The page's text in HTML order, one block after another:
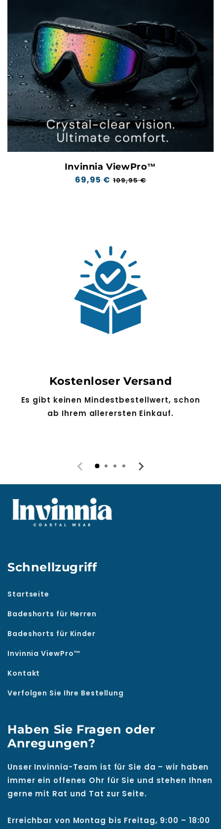
Invinnia ViewPro™
Regulärer
69,95 € Aktionspreis
109,95 €
Kostenloser Versand
Es gibt keinen Mindestbestellwert, schon
ab Ihrem allerersten Einkauf.
Schnellzugriff
Startseite
Badeshorts für Herren
Badeshorts für Kinder
Invinnia ViewPro™
Kontakt
Verfolgen Sie Ihre Bestellung
Haben Sie Fragen oder
Anregungen?
Unser Invinnia-Team ist für Sie da – wir haben
immer ein offenes Ohr für Sie und stehen Ihnen
gerne mit Rat und Tat zur Seite.
Erreichbar von Montag bis Freitag, 9:00 – 18:00